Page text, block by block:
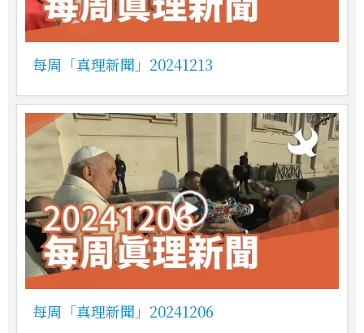
每周「真理新聞」20241213
每周「真理新聞」20241206